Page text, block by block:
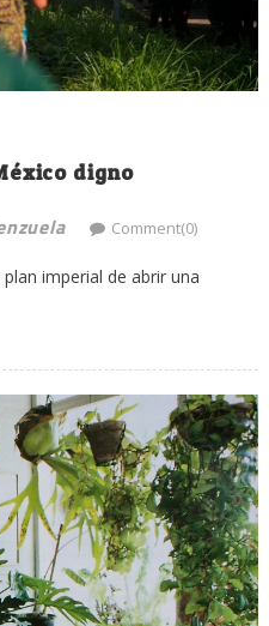
digno
Comment(0)
imperial de abrir una